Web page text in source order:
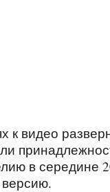
к видео
в середине